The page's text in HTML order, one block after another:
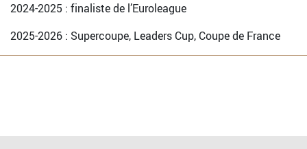
2024-2025 : finaliste de l’Euroleague
2025-2026 : Supercoupe, Leaders Cup, Coupe de France